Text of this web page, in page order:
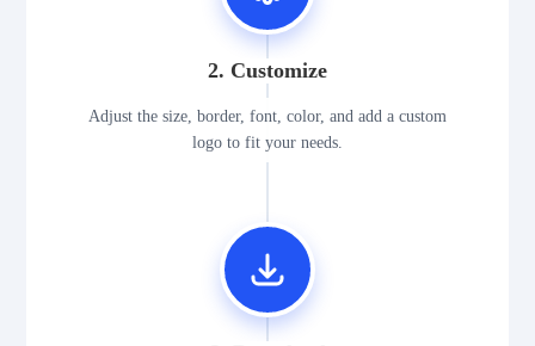
2. Customize
Adjust the size, border, font, color, and add a custom
logo to fit your needs.